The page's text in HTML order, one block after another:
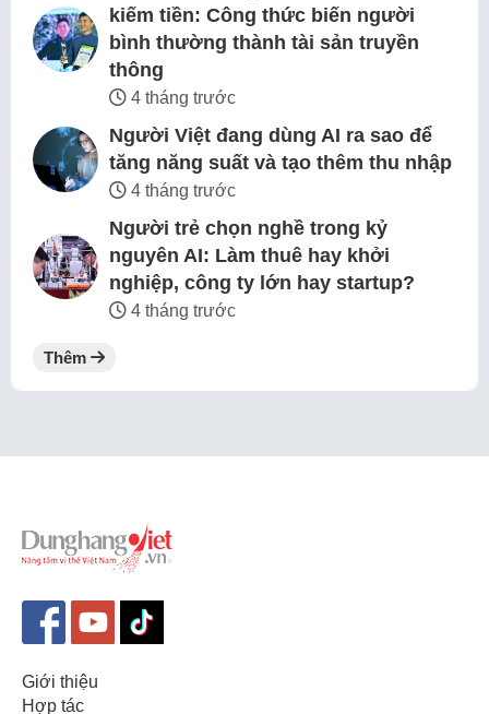
kiếm tiền: Công thức biến người
bình thường thành tài sản truyền
thông
4 tháng trước
Người Việt đang dùng AI ra sao để
tăng năng suất và tạo thêm thu nhập
4 tháng trước
Người trẻ chọn nghề trong kỷ
nguyên AI: Làm thuê hay khởi
nghiệp, công ty lớn hay startup?
4 tháng trước
Thêm
Giới thiệu
Hợp tác